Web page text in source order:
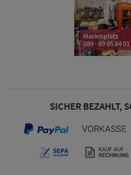
Snapback Caps
Großgrößen
(63-65 cm)
Marienplatz
089 - 89 05 84 01
SICHER BEZAHLT,